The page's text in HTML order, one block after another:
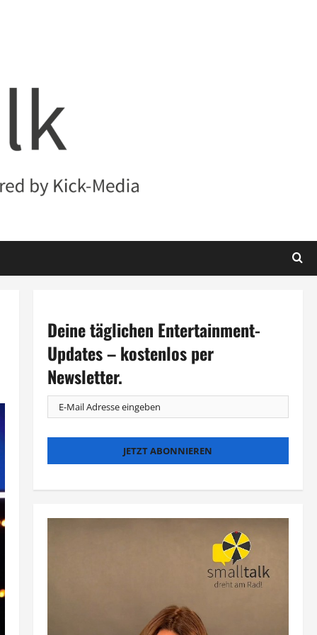
Deine täglichen Entertainment-
Updates – kostenlos per
Newsletter.